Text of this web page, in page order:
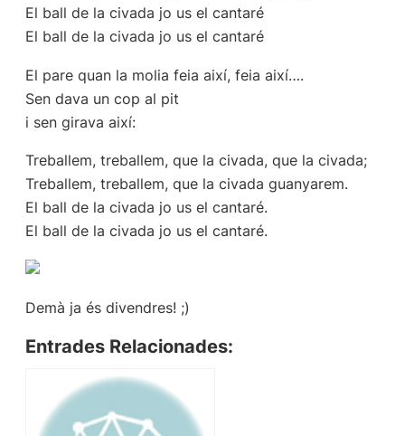
El ball de la civada jo us el cantaré
El ball de la civada jo us el cantaré
El pare quan la molia feia així, feia així….
Sen dava un cop al pit
i sen girava així:
Treballem, treballem, que la civada, que la civada;
Treballem, treballem, que la civada guanyarem.
El ball de la civada jo us el cantaré.
El ball de la civada jo us el cantaré.
Demà ja és divendres! ;)
Entrades Relacionades: